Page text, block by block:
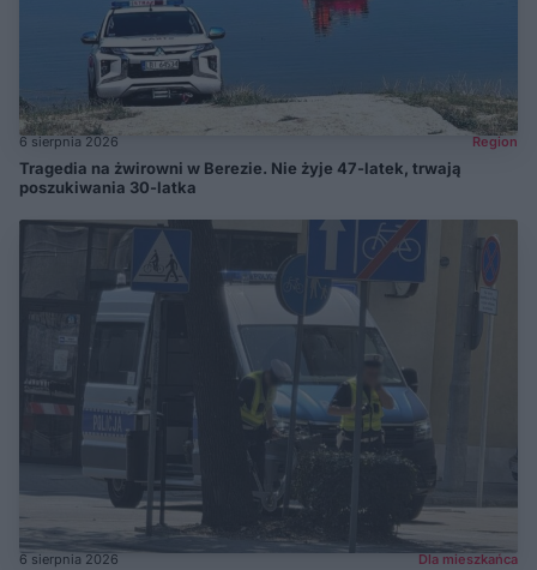
6 sierpnia 2026 Region
Tragedia na żwirowni w Berezie. Nie żyje 47-latek, trwają
poszukiwania 30-latka
6 sierpnia 2026 Dla mieszkańca